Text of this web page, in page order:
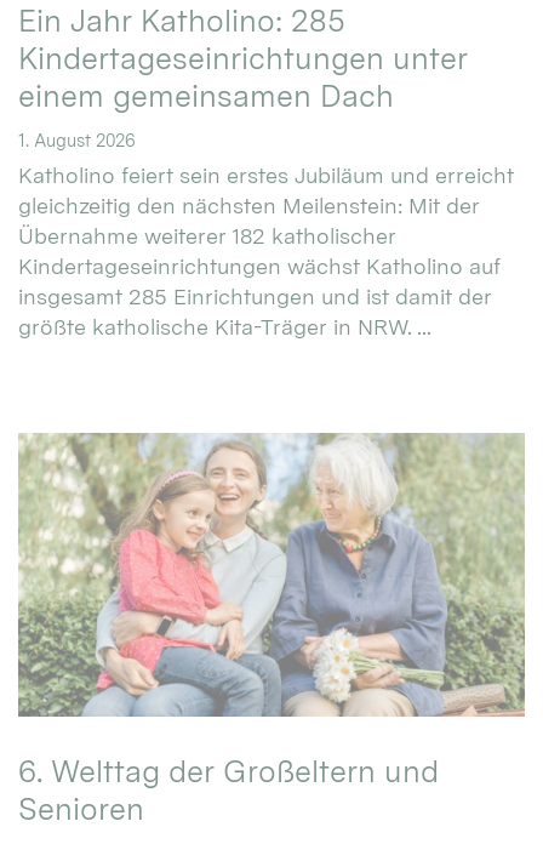
Ein Jahr Katholino: 285
Kindertageseinrichtungen unter
einem gemeinsamen Dach
1. August 2026
Katholino feiert sein erstes Jubiläum und erreicht
gleichzeitig den nächsten Meilenstein: Mit der
Übernahme weiterer 182 katholischer
Kindertageseinrichtungen wächst Katholino auf
insgesamt 285 Einrichtungen und ist damit der
größte katholische Kita-Träger in NRW. ...
6. Welttag der Großeltern und
Senioren